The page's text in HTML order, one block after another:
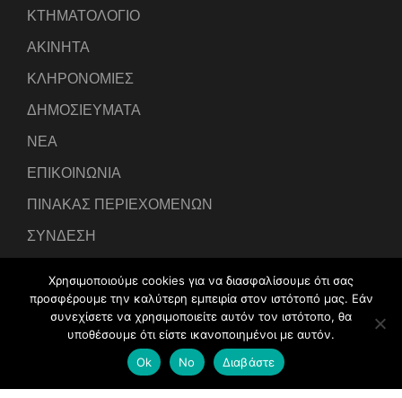
ΚΤΗΜΑΤΟΛΟΓΙΟ
ΑΚΙΝΗΤΑ
ΚΛΗΡΟΝΟΜΙΕΣ
ΔΗΜΟΣΙΕΥΜΑΤΑ
ΝΕΑ
ΕΠΙΚΟΙΝΩΝΙΑ
ΠΙΝΑΚΑΣ ΠΕΡΙΕΧΟΜΕΝΩΝ
ΣΥΝΔΕΣΗ
Developed by IntraLink Web Services
Χρησιμοποιούμε cookies για να διασφαλίσουμε ότι σας
προσφέρουμε την καλύτερη εμπειρία στον ιστότοπό μας. Εάν
συνεχίσετε να χρησιμοποιείτε αυτόν τον ιστότοπο, θα
υποθέσουμε ότι είστε ικανοποιημένοι με αυτόν.
Ok
No Διαβάστε